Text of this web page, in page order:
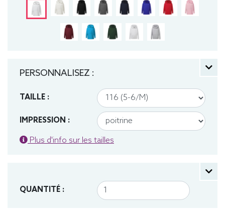
PERSONNALISEZ :
TAILLE :
IMPRESSION :
Plus d'info sur les tailles
QUANTITÉ :